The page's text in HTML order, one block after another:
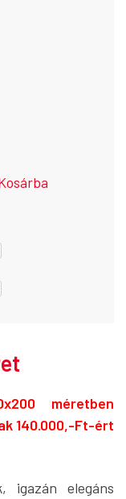
méretben
140.000,-Ft-ért
igazán elegáns